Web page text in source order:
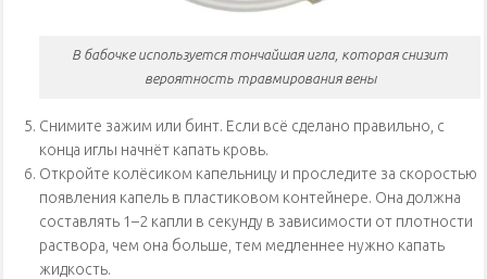
В бабочке используется тончайшая игла, которая снизит
вероятность травмирования вены
Снимите зажим или бинт. Если всё сделано правильно, с
конца иглы начнёт капать кровь.
Откройте колёсиком капельницу и проследите за скоростью
появления капель в пластиковом контейнере. Она должна
составлять 1–2 капли в секунду в зависимости от плотности
раствора, чем она больше, тем медленнее нужно капать
жидкость.